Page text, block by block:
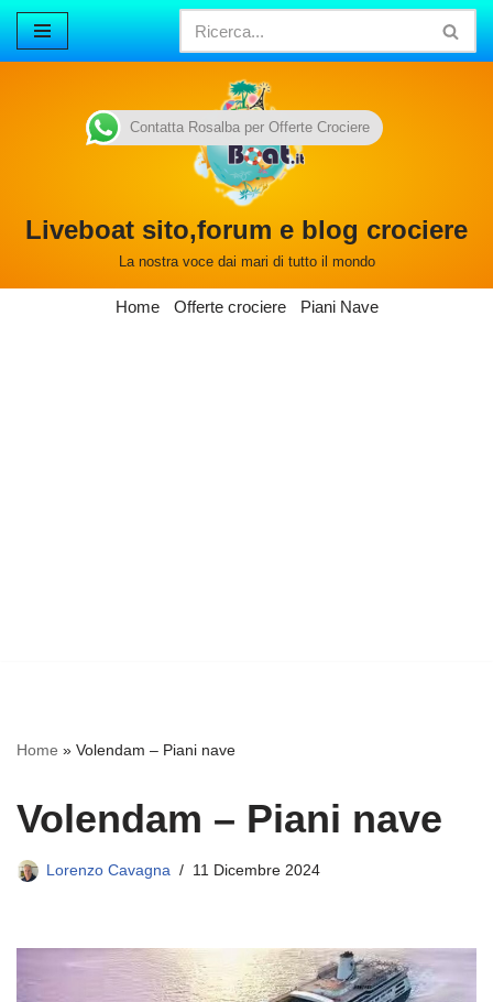
Vai
Liveboat sito,forum e blog crociere
La nostra voce dai mari di tutto il mondo
Home Offerte crociere Piani Nave
Home » Volendam – Piani nave
Volendam – Piani nave
Lorenzo Cavagna 11 Dicembre 2024
Contatta Rosalba per Offerte Crociere